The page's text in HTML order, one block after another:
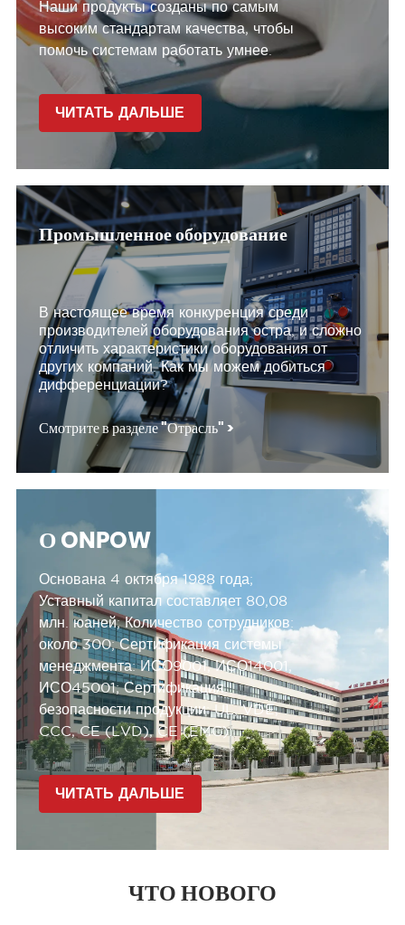
Наши продукты созданы по самым
высоким стандартам качества, чтобы
помочь системам работать умнее.
ЧИТАТЬ ДАЛЬШЕ
Промышленное оборудование
В настоящее время конкуренция среди
производителей оборудования остра, и сложно
отличить характеристики оборудования от
других компаний. Как мы можем добиться
дифференциации?
Смотрите в разделе "Отрасль" >
О ONPOW
Основана 4 октября 1988 года;
Уставный капитал составляет 80,08
млн. юаней; Количество сотрудников:
около 300; Сертификация системы
менеджмента: ИСО9001, ИСО14001,
ИСО45001; Сертификация
безопасности продукции: UL, VDE,
CCC, CE (LVD), CE (EMC).
ЧИТАТЬ ДАЛЬШЕ
ЧТО НОВОГО